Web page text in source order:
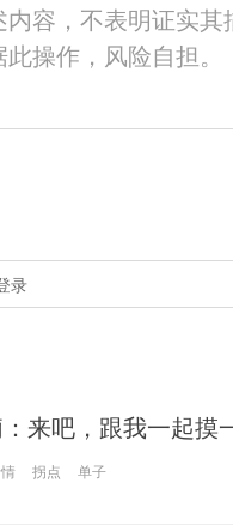
容，不表明证实
操作，风险自担。
录
来吧，跟我一起摸
拐点 单子